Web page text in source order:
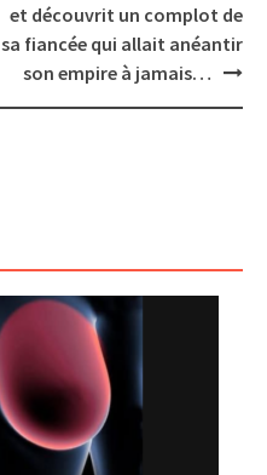
et découvrit un complot de
sa fiancée qui allait anéantir
son empire à jamais…